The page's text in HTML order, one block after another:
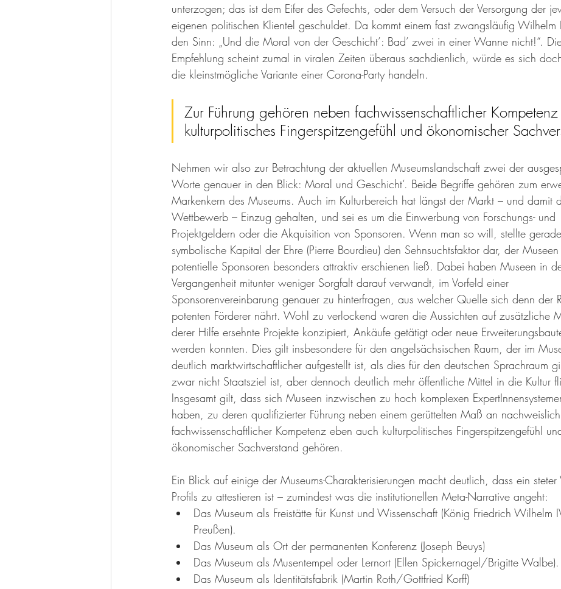
unterzogen; das ist dem Eifer des Gefechts, oder dem Versuch der Versorgung der
eigenen politischen Klientel geschuldet. Da kommt einem fast zwangsläufig Wilhelm
den Sinn: „Und die Moral von der Geschicht’: Bad’ zwei in einer Wanne nicht!“.
Empfehlung scheint zumal in viralen Zeiten überaus sachdienlich, würde es sich
die kleinstmögliche Variante einer Corona-Party handeln.
Zur Führung gehören neben fachwissenschaftlicher
kulturpolitisches Fingerspitzengefühl und ökonomischer
Nehmen wir also zur Betrachtung der aktuellen Museumslandschaft zwei der
Worte genauer in den Blick: Moral und Geschicht‘. Beide Begriffe gehören zum
Markenkern des Museums. Auch im Kulturbereich hat längst der Markt – und damit
Wettbewerb – Einzug gehalten, und sei es um die Einwerbung von Forschungs- und
Projektgeldern oder die Akquisition von Sponsoren. Wenn man so will, stellte
symbolische Kapital der Ehre (Pierre Bourdieu) den Sehnsuchtsfaktor dar, der
potentielle Sponsoren besonders attraktiv erschienen ließ. Dabei haben Museen in
Vergangenheit mitunter weniger Sorgfalt darauf verwandt, im Vorfeld einer
Sponsorenvereinbarung genauer zu hinterfragen, aus welcher Quelle sich denn der
potenten Förderer nährt. Wohl zu verlockend waren die Aussichten auf zusätzliche
derer Hilfe ersehnte Projekte konzipiert, Ankäufe getätigt oder neue
werden konnten. Dies gilt insbesondere für den angelsächsischen Raum, der im
deutlich marktwirtschaftlicher aufgestellt ist, als dies für den deutschen Sprachraum
zwar nicht Staatsziel ist, aber dennoch deutlich mehr öffentliche Mittel in die Kultur
Insgesamt gilt, dass sich Museen inzwischen zu hoch komplexen
haben, zu deren qualifizierter Führung neben einem gerüttelten Maß an nachweislich
fachwissenschaftlicher Kompetenz eben auch kulturpolitisches Fingerspitzengefühl
ökonomischer Sachverstand gehören.
Ein Blick auf einige der Museums-Charakterisierungen macht deutlich, dass ein
Profils zu attestieren ist – zumindest was die institutionellen Meta-Narrative angeht:
Das Museum als Freistätte für Kunst und Wissenschaft (König Friedrich Wilhelm
Preußen).
Das Museum als Ort der permanenten Konferenz (Joseph Beuys)
Das Museum als Musentempel oder Lernort (Ellen Spickernagel/Brigitte Walbe).
Das Museum als Identitätsfabrik (Martin Roth/Gottfried Korff)